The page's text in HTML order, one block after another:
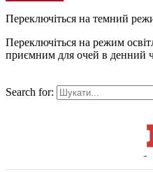
Переключіться на темний
Переключіться на режим
приємним для очей в денний
Search for: